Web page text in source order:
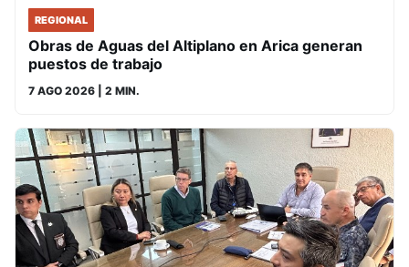
REGIONAL
Obras de Aguas del Altiplano en Arica generan
puestos de trabajo
7 AGO 2026 | 2 MIN.